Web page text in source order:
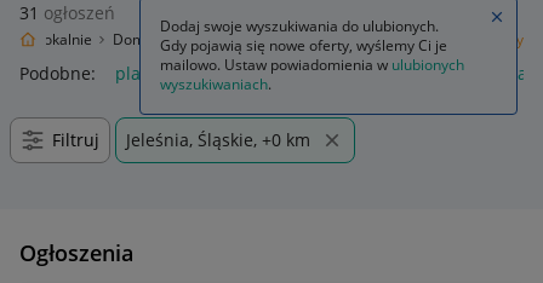
31 ogłoszeń
Lokalnie Dom i Ogród Wyposażenie Dekoracje ścienne Plakaty
Podobne: plakaty plakaty zdjęcia obrazki i plakaty
Filtruj Jeleśnia, Śląskie, +0 km
Ogłoszenia
Dodaj swoje wyszukiwania do ulubionych.
Gdy pojawią się nowe oferty, wyślemy Ci je
mailowo. Ustaw powiadomienia w ulubionych
wyszukiwaniach.